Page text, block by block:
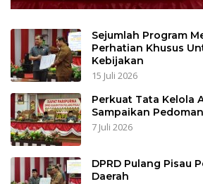
Sejumlah Program
Perhatian Khusus
Kebijakan
15 Juli 2026
Perkuat Tata Kelola
Sampaikan
7 Juli 2026
DPRD Pulang Pisau
Daerah